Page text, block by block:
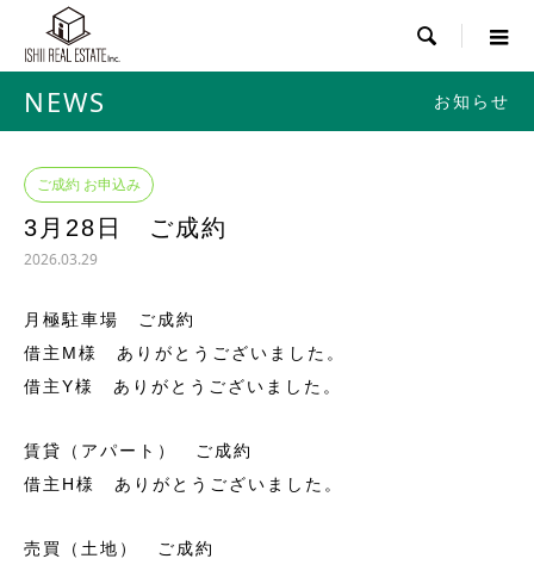

NEWS お知らせ
ご成約 お申込み
3月28日 ご成約
2026.03.29
月極駐車場 ご成約
借主M様 ありがとうございました。
借主Y様 ありがとうございました。
賃貸（アパート） ご成約
借主H様 ありがとうございました。
売買（土地） ご成約